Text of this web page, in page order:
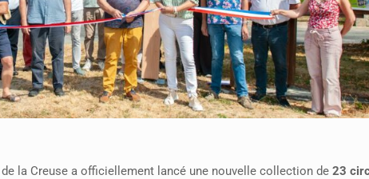
la Creuse a officiellement lancé une nouvelle collection de 23